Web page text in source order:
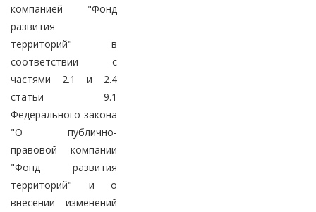
компанией "Фонд
развития
территорий" в
соответствии с
частями 2.1 и 2.4
статьи 9.1
Федерального закона
"О публично-
правовой компании
"Фонд развития
территорий" и о
внесении изменений